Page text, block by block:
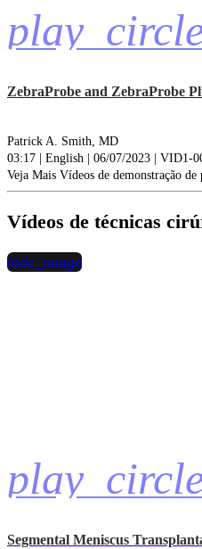
ZebraProbe and ZebraProbe
Patrick A. Smith, MD
03:17 | English | 06/07/2023 | VID1-
Veja Mais Vídeos de demonstração de
Vídeos de técnicas
hide_image
Segmental Meniscus